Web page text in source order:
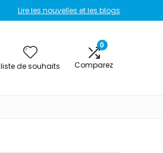
Lire les nouvelles et les blogs
liste de souhaits
0
Comparez